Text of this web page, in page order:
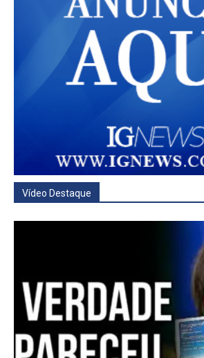
Vídeo Destaque